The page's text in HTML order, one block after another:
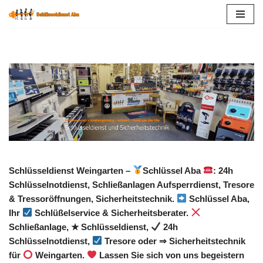
Schlüsseldienst Weingarten – Schlüssel Aba
: 24h
Schlüsselnotdienst, Schließanlagen Aufsperrdienst, Tresore
& Tressoröffnungen, Sicherheitstechnik.
Schlüssel Aba,
Ihr
Schlüßelservice & Sicherheitsberater.
Schließanlage, ★ Schlüsseldienst,
24h
Schlüsselnotdienst,
Tresore oder ⇒ Sicherheitstechnik
für
Weingarten. Lassen Sie sich von uns begeistern